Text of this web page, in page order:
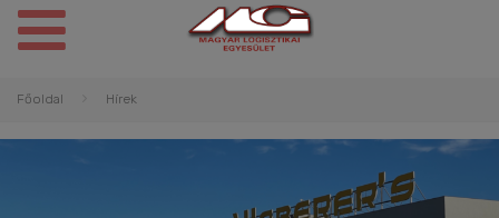
Főoldal Hírek